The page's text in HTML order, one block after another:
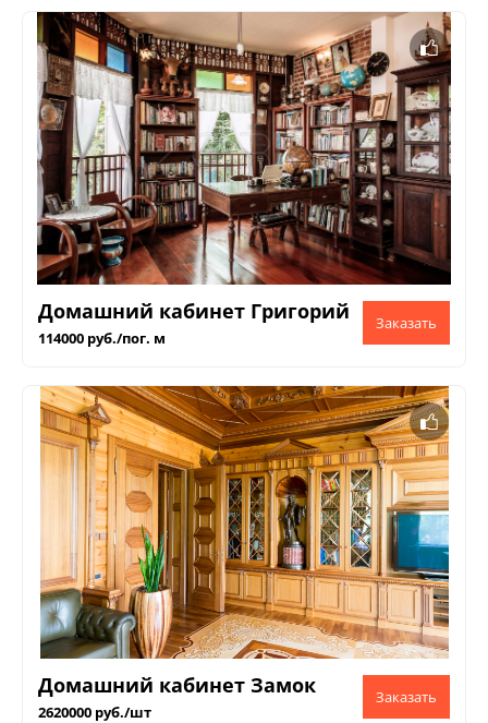
Домашний кабинет Григорий
114000 руб./пог. м
Домашний кабинет Замок
2620000 руб./шт